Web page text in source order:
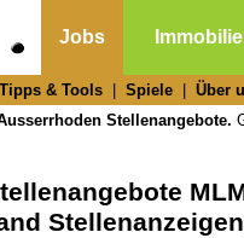
Jobs
& Tools Spiele Über
Stellenangebote.